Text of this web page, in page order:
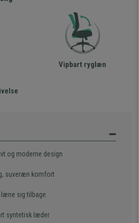
Vipbart ryglæn
og moderne design
suveræn komfort
læne sig tilbage
syntetisk læder